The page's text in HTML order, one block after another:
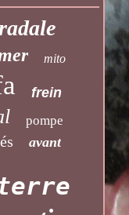
mito
frein
pompe
avant
terre